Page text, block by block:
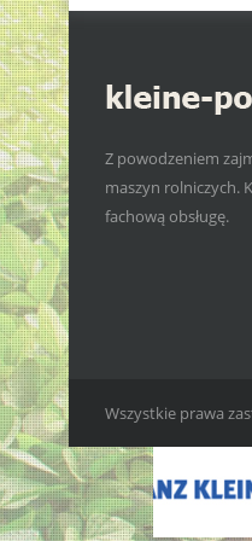
Z powodzeniem
maszyn rolniczych.
fachową obsługę.
Wszystkie prawa